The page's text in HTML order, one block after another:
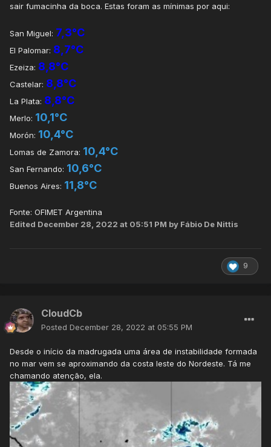
sair fumacinha da boca. Estas foram as mínimas por aqui:
San Miguel: 7,3°C
El Palomar: 8,7°C
Ezeiza: 8,8°C
Castelar: 8,8°C
La Plata: 8,8°C
Merlo: 10,1°C
Morón: 10,4°C
Lomas de Zamora: 10,4°C
San Fernando: 10,6°C
Buenos Aires: 11,8°C
Fonte: OFIMET Argentina
Edited December 28, 2022 at 05:51 PM by Fábio De Nittis
9
CloudCb
Posted December 28, 2022 at 05:55 PM
Desde o início da madrugada uma área de instabilidade formada
no mar vem se aproximando da costa leste do Nordeste. Tá me
chamando atenção, ela.